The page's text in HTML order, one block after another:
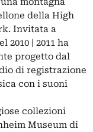
della High
Invitata a
| 2011 ha
progetto dal
di registrazione
con i suoni
collezioni
Museum di